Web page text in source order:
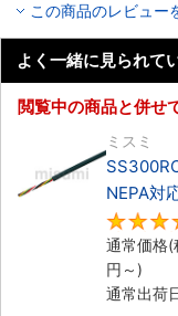
この商品のレビュー
よく一緒に見られて
閲覧中の商品と併せ
ミスミ
NEPA対
通常価格(
円 ～)
通常出荷